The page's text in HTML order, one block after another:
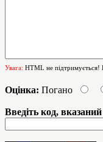
Увага: HTML не підтримується!
Оцінка: Погано
Введіть код,